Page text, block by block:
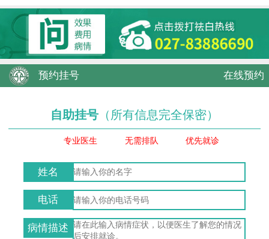
预约挂号 在线预约
自助挂号 （所有信息完全保密）
专业医生 无需排队 优先就诊
姓名
电话
病情描述